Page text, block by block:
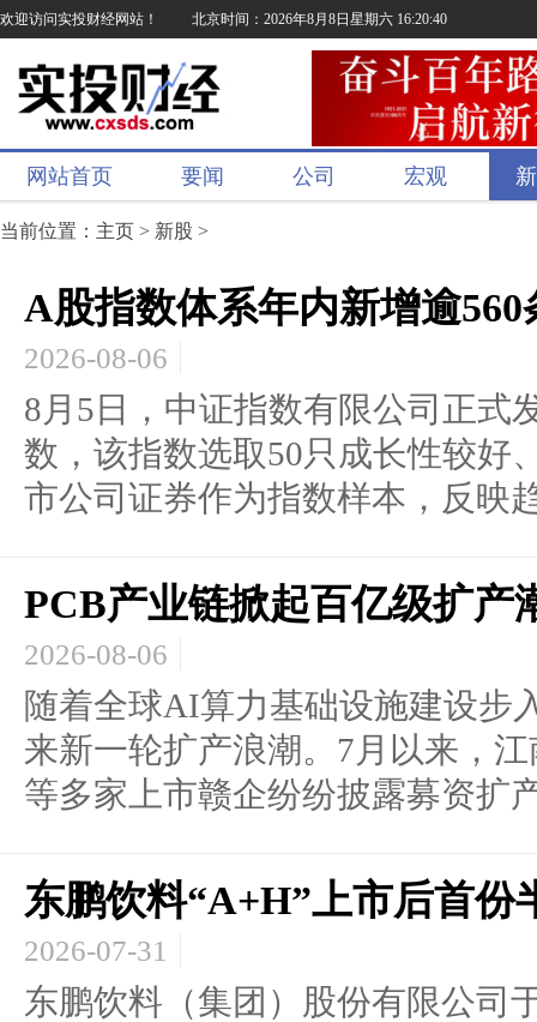
欢迎访问实投财经网站！ 北京时间：2026年8月8日星期六 16:20:41
网站首页 要闻 公司 宏观
当前位置： 主页 > 新股 >
A股指数体系年内新增逾
2026-08-06
8月5日，中证指数有限公司正式
数，该指数选取50只成长性较好
市公司证券作为指数样本，反映
PCB产业链掀起百亿级扩产
2026-08-06
随着全球AI算力基础设施建设步
来新一轮扩产浪潮。7月以来，
等多家上市赣企纷纷披露募资扩
东鹏饮料“A+H”上市后首份
2026-07-31
东鹏饮料（集团）股份有限公司